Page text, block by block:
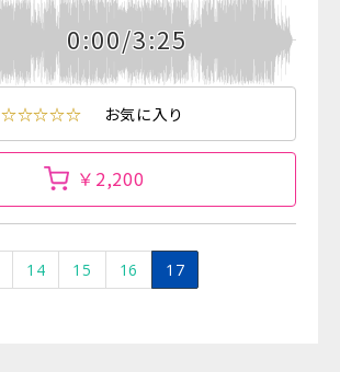
0:00/3:25
☆☆☆☆☆ お気に入り
￥2,200
14 15 16 17